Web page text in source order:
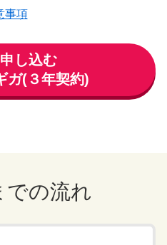
事項
し込む
ガ(３年契約)
での流れ